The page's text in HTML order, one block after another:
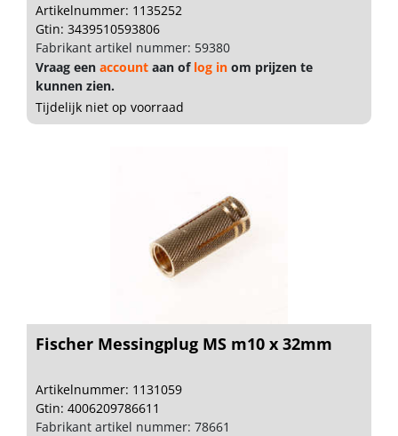
Artikelnummer: 1135252
Gtin: 3439510593806
Fabrikant artikel nummer: 59380
Vraag een account aan of log in om prijzen te
kunnen zien.
Tijdelijk niet op voorraad
Fischer Messingplug MS m10 x 32mm
Artikelnummer: 1131059
Gtin: 4006209786611
Fabrikant artikel nummer: 78661